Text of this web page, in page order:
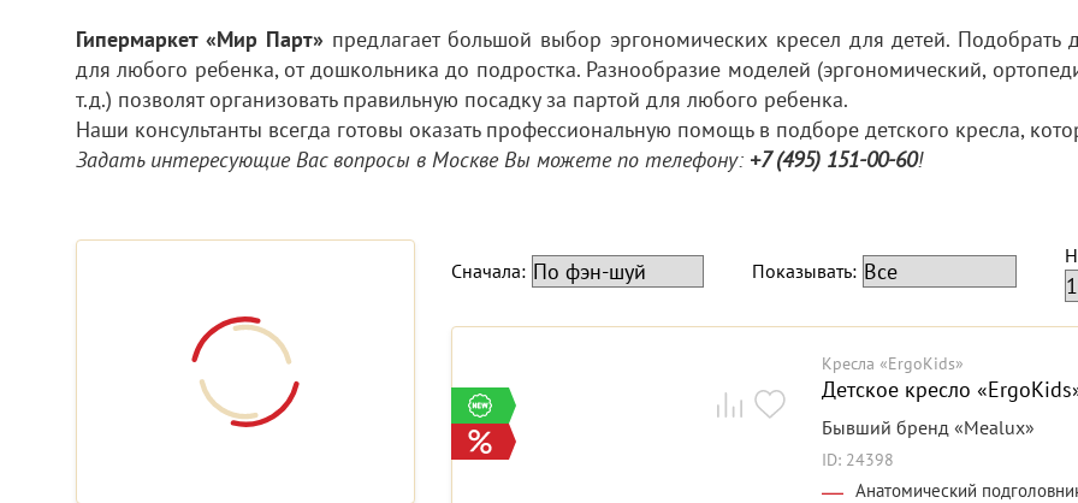
Гипермаркет «Мир Парт» предлагает большой выбор эргономических кресел для детей. Подобрать
для любого ребенка, от дошкольника до подростка. Разнообразие моделей (эргономический,
т.д.) позволят организовать правильную посадку за партой для любого ребенка.
Наши консультанты всегда готовы оказать профессиональную помощь в подборе детского кресла,
Задать интересующие Вас вопросы в Москве Вы можете по телефону: +7 (495) 151-00-60!
Сначала: Показывать:
Кресла «ErgoKids»
Детское кресло
Бывший бренд «Mealux»
ID: 24398
Анатомический